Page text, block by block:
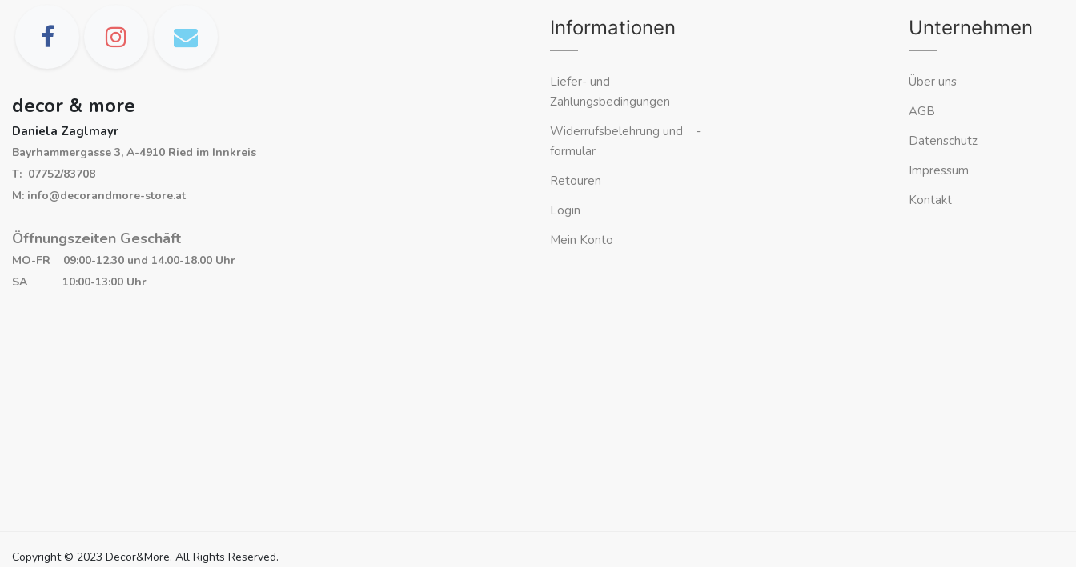
decor & more
Daniela Zaglmayr
Bayrhammergasse 3, A-4910 Ried im Innkreis
T: 07752/83708
M: info@decorandmore-store.at
Öffnungszeiten Geschäft
MO-FR 09:00-12.30 und 14.00-18.00 Uhr
SA 10:00-13:00 Uhr
Informationen
Liefer- und
Zahlungsbedingungen
Widerrufsbelehrung und -
formular
Retouren
Login
Mein Konto
Unternehmen
Über uns
AGB
Datenschutz
Impressum
Kontakt
Copyright © 2023 Decor&More. All Rights Reserved.